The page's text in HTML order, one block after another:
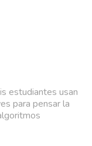
estudiantes usan
para pensar la